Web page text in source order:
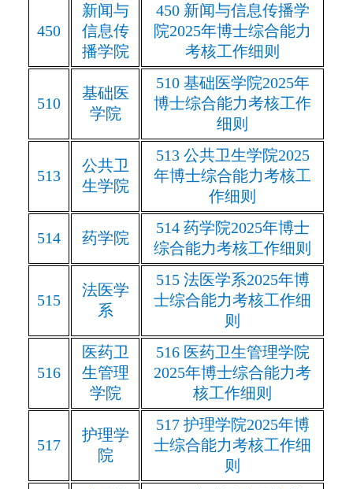
450
新闻与
信息传
播学院
450 新闻与信息传播学
院2025年博士综合能力
考核工作细则
510
基础医
学院
510 基础医学院2025年
博士综合能力考核工作
细则
513
公共卫
生学院
513 公共卫生学院2025
年博士综合能力考核工
作细则
514 药学院
514 药学院2025年博士
综合能力考核工作细则
515
法医学
系
515 法医学系2025年博
士综合能力考核工作细
则
516
医药卫
生管理
学院
516 医药卫生管理学院
2025年博士综合能力考
核工作细则
517
护理学
院
517 护理学院2025年博
士综合能力考核工作细
则